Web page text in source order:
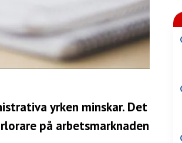
yrken minskar. Det
på arbetsmarknaden